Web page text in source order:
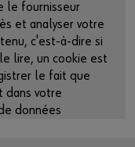
le fournisseur
et analyser votre
c'est-à-dire si
lire, un cookie est
le fait que
dans votre
données